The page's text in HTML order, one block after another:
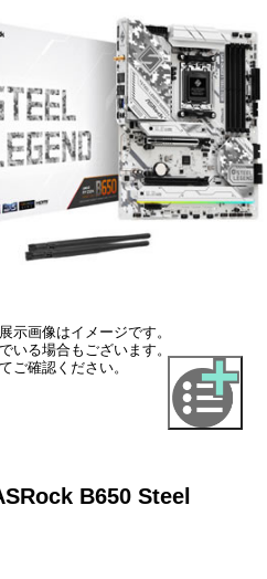
示画像はイメージです。
いる場合もございます。
ご確認ください。
B650 Steel